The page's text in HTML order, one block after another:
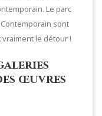
Le parc
Contemporain sont
le détour !
œuvres